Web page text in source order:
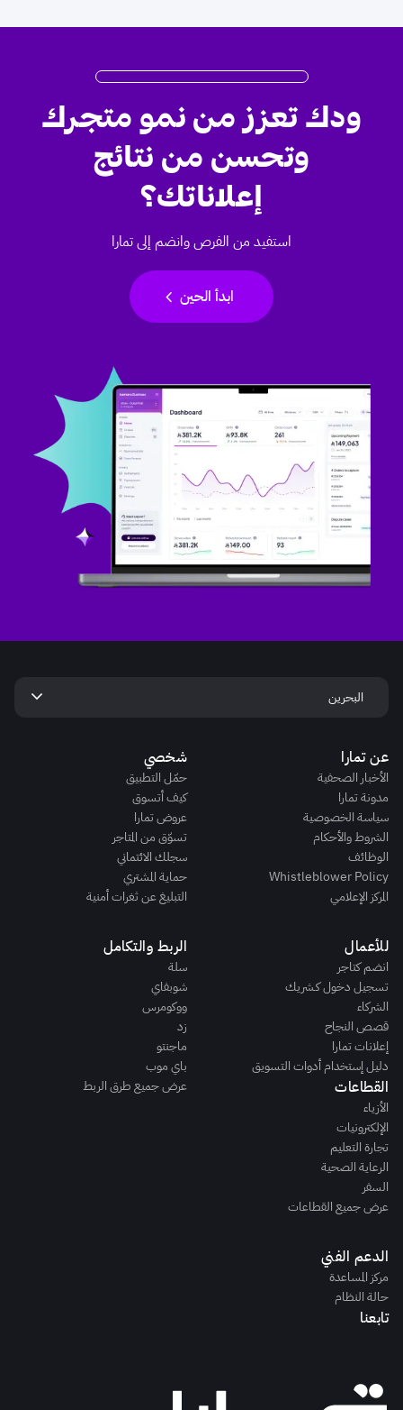
ودك تعزز من نمو متجرك
وتحسن من نتائج
إعلاناتك؟
استفيد من الفرص وانضم إلى تمارا
ابدأ الحين chevron_left
عن تمارا
الأخبار الصحفية
مدونة تمارا
سياسة الخصوصية
الشروط والأحكام
الوظائف
Whistleblower Policy
المركز الإعلامي
شخصي
حمّل التطبيق
كيف أتسوق
عروض تمارا
تسوّق من المتاجر
سجلك الائتماني
حماية المشتري
التبليغ عن ثغرات أمنية
للأعمال
انضم كتاجر
تسجيل دخول كـشريك
الشركاء
قصص النجاح
إعلانات تمارا
دليل إستخدام أدوات التسويق
القطاعات
الأزياء
الإلكترونيات
تجارة التعليم
الرعاية الصحية
السفر
عرض جميع القطاعات
الربط والتكامل
سلة
شوبفاي
ووكومرس
زد
ماجنتو
باي موب
عرض جميع طرق الربط
الدعم الفني
مركز المساعدة
حالة النظام
تابعنا
البحرين keyboard_arrow_down